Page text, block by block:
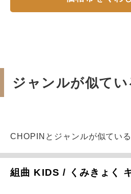
ジャンルが似て
CHOPINとジャンルが似てい
組曲 KIDS / くみきょく